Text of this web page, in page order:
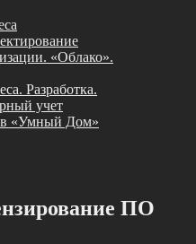
«Облако».
Разработка.
учет
«Умный Дом»
ПО